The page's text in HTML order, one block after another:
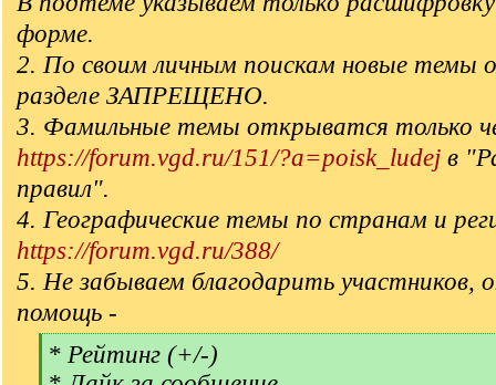
форме.
2. По своим личным поискам новые темы
разделе ЗАПРЕЩЕНО.
3. Фамильные темы открыватся только
https://forum.vgd.ru/151/?a=poisk_ludej в
правил".
4. Географические темы по странам и
https://forum.vgd.ru/388/
5. Не забываем благодарить участников,
помощь -
[* Рейтинг (+/-)